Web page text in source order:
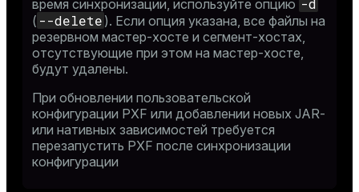
время синхронизации, используйте опцию -d
( --delete ). Если опция указана, все файлы на
резервном мастер-хосте и сегмент-хостах,
отсутствующие при этом на мастер-хосте,
будут удалены.
При обновлении пользовательской
конфигурации PXF или добавлении новых JAR-
или нативных зависимостей требуется
перезапустить PXF после синхронизации
конфигурации